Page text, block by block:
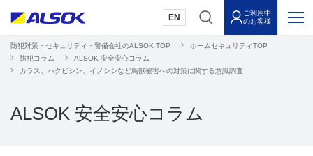
EN
ご利用中
のお客様
防犯対策・セキュリティ・警備会社のALSOK TOP
ホームセキュリティTOP
防犯コラム
ALSOK 安全安心コラム
カラス、ハクビシン、イノシシなど鳥獣被害への対策に関する意識調査
ALSOK 安全安心コラム